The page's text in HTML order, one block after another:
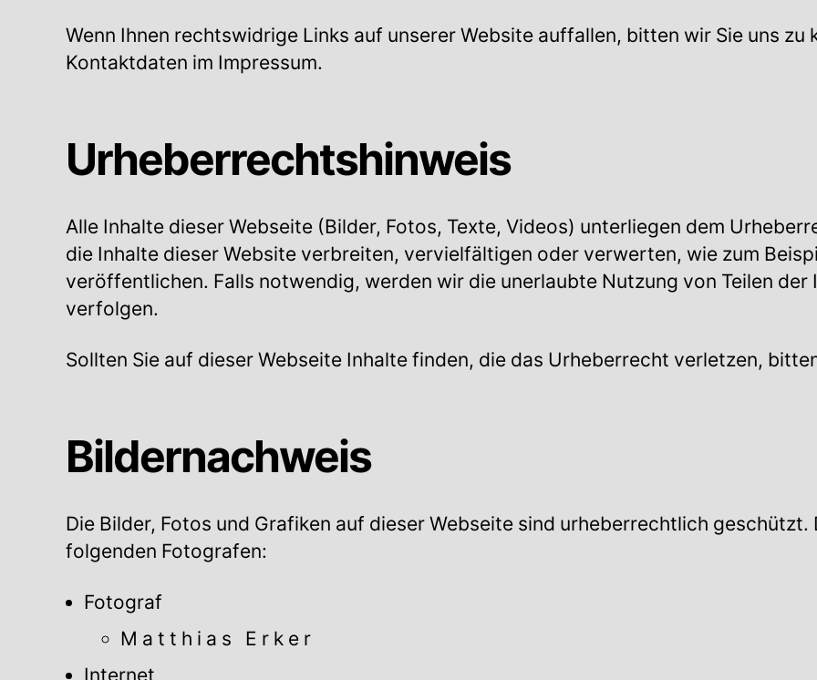
Wenn Ihnen rechtswidrige Links auf unserer Website auffallen, bitten wir Sie uns zu
Kontaktdaten im Impressum.
Urheberrechtshinweis
Alle Inhalte dieser Webseite (Bilder, Fotos, Texte, Videos) unterliegen dem
die Inhalte dieser Website verbreiten, vervielfältigen oder verwerten, wie zum
veröffentlichen. Falls notwendig, werden wir die unerlaubte Nutzung von Teilen der
verfolgen.
Sollten Sie auf dieser Webseite Inhalte finden, die das Urheberrecht verletzen,
Bildernachweis
Die Bilder, Fotos und Grafiken auf dieser Webseite sind urheberrechtlich
folgenden Fotografen:
Fotograf
M a t t h i a s E r k e r